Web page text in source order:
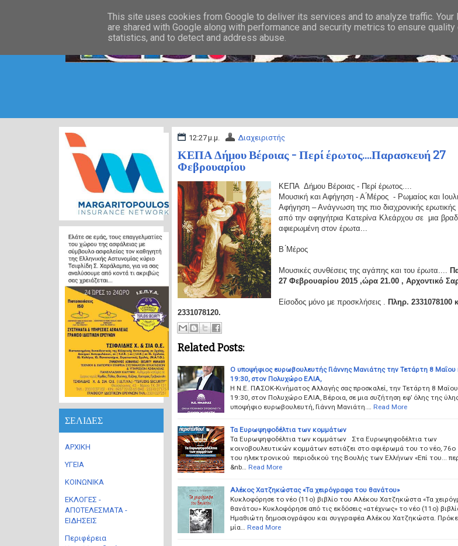
12:27 μ.μ. Διαχειριστής
ΚΕΠΑ Δήμου Βέροιας - Περί έρωτος....Παρασκευή 27
Φεβρουαρίου
ΚΕΠΑ Δήμου Βέροιας - Περί έρωτος....
Μουσική και Αφήγηση - Α ́Μέρος - Ρωμαίος και
Αφήγηση – Ανάγνωση της πιο διαχρονικής ερωτικής
από την αφηγήτρια Κατερίνα Κλεάρχου σε μια
αφιερωμένη στον έρωτα...
Β ́Μέρος
Μουσικές συνθέσεις της αγάπης και του έρωτα....
27 Φεβρουαρίου 2015 ,ώρα 21.00 , Αρχοντικό
Είσοδος μόνο με προσκλήσεις . Πληρ. 2331078100
2331078120.
Related Posts:
Ο υποψήφιος ευρωβουλευτής Γιάννης Μανιάτης την Τετάρτη 8 Μαΐου
19:30, στον Πολυχώρο ΕΛΙΑ,
Η Ν.Ε. ΠΑΣΟΚ-Κινήματος Αλλαγής σας προσκαλεί, την Τετάρτη 8
19:30, στον Πολυχώρο ΕΛΙΑ, Βέροια, σε μια συζήτηση εφ’ όλης της
υποψήφιο ευρωβουλευτή, Γιάννη Μανιάτη.…
Read More
Τα Ευρωψηφοδέλτια των κομμάτων
Τα Ευρωψηφοδέλτια των κομμάτων Στα Ευρωψηφοδέλτια των
κοινοβουλευτικών κομμάτων εστιάζει στο αφιέρωμά του το νέο,
του ηλεκτρονικού περιοδικού της Βουλής των Ελλήνων «Επί του...
&nb…
Read More
Αλέκος Χατζηκώστας «Τα χειρόγραφα του θανάτου»
Κυκλοφόρησε το νέο (11ο) βιβλίο του Αλέκου Χατζηκώστα «Τα
θανάτου» Κυκλοφόρησε από τις εκδόσεις «ατέχνως» το νέο (11ο)
Ημαθιώτη δημοσιογράφου και συγγραφέα Αλέκου Χατζηκώστα.
μία…
Read More
ΣΕΛΙΔΕΣ
ΑΡΧΙΚΗ
ΥΓΕΙΑ
ΚΟΙΝΩΝΙΚΑ
ΕΚΛΟΓΕΣ -
ΑΠΟΤΕΛΕΣΜΑΤΑ -
ΕΙΔΗΣΕΙΣ
Περιφέρεια
This site uses cookies from Google to deliver its services and to analyze traffic. Your
are shared with Google along with performance and security metrics to ensure
statistics, and to detect and address abuse.